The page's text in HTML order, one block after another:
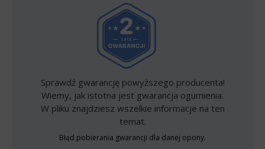
Sprawdź gwarancję powyższego producenta!
Wiemy, jak istotna jest gwarancja ogumienia.
W pliku znajdziesz wszelkie informacje na ten
temat.
Błąd pobierania gwarancji dla danej opony.